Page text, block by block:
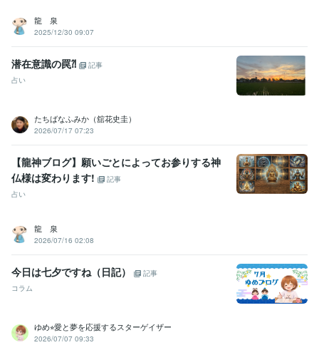
龍 泉
2025/12/30 09:07
潜在意識の罠⁈
記事
占い
たちばなふみか（舘花史圭）
2026/07/17 07:23
【龍神ブログ】願いごとによってお参りする神
仏様は変わります!
記事
占い
龍 泉
2026/07/16 02:08
今日は七夕ですね（日記）
記事
コラム
ゆめ⭐︎愛と夢を応援するスターゲイザー
2026/07/07 09:33